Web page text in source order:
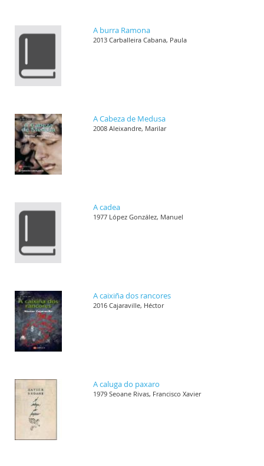
A burra Ramona
2013 Carballeira Cabana, Paula
A Cabeza de Medusa
2008 Aleixandre, Marilar
A cadea
1977 López González, Manuel
A caixiña dos rancores
2016 Cajaraville, Héctor
A caluga do paxaro
1979 Seoane Rivas, Francisco Xavier